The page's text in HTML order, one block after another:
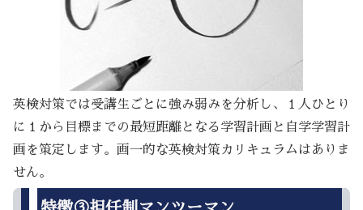
英検対策では受講生ごとに強み弱みを分析し、１人ひとり
に１から目標までの最短距離となる学習計画と自学学習計
画を策定します。画一的な英検対策カリキュラムはありま
せん。